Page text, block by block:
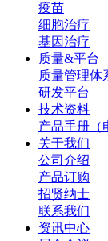
疫苗
细胞治疗
基因治疗
质量&平台
质量管理体
研发平台
技术资料
产品手册（
关于我们
公司介绍
产品订购
招贤纳士
联系我们
资讯中心